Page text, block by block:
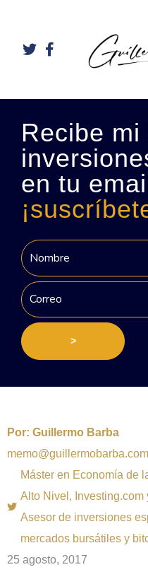
Recibe
en tu
>
Por: Guillermo Barba
memo@guillermobarba.com
Máster en Economía de
Alto Nivel,
Asesor de inversiones
mercados bursátiles y
25 agosto, 2017